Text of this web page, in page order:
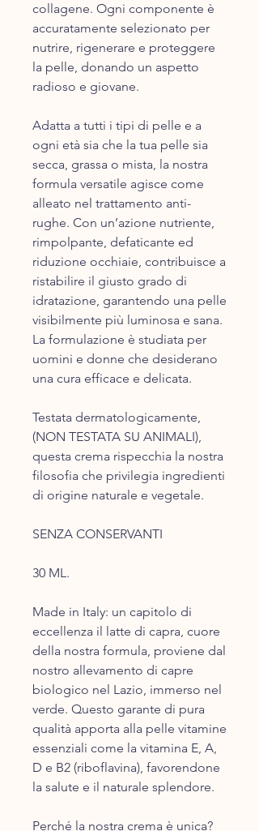
collagene. Ogni componente è
accuratamente selezionato per
nutrire, rigenerare e proteggere
la pelle, donando un aspetto
radioso e giovane.
Adatta a tutti i tipi di pelle e a
ogni età sia che la tua pelle sia
secca, grassa o mista, la nostra
formula versatile agisce come
alleato nel trattamento anti-
rughe. Con un’azione nutriente,
rimpolpante, defaticante ed
riduzione occhiaie, contribuisce a
ristabilire il giusto grado di
idratazione, garantendo una pelle
visibilmente più luminosa e sana.
La formulazione è studiata per
uomini e donne che desiderano
una cura efficace e delicata.
Testata dermatologicamente,
(NON TESTAT​A SU ANIMALI),
questa ​crema rispecchia la nostra
filosofia che privilegia ingredienti
di origine naturale e vegetale.
SENZA CONSERVANTI
30 ML.
Made in Italy: un capitolo di
eccellenza il latte di capra, cuore
della nostra formula, proviene da​l
nostro allevament​o di capre
biologic​o nel Lazio, immerso nel
verde. Questo garante di pura
qualità apporta alla pelle vitamine
essenziali come la vitamina E, A,
D e B2 (riboflavina), favorendone
la salute e il naturale splendore.
​Perché la nostra crema è unica?